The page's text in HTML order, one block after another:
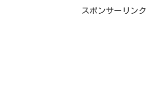
スポンサーリンク